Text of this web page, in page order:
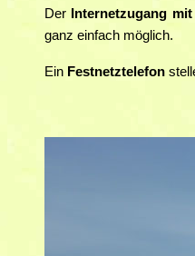
Der Internetzugang
ganz einfach möglich.
Ein Festnetztelefon